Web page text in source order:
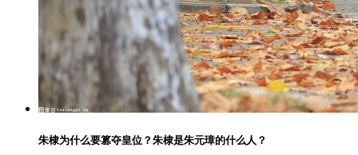
朱棣为什么要篡夺皇位？朱棣是朱元璋的什么人？